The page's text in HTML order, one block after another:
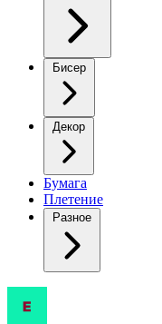
Бисер
Декор
Бумага
Плетение
Разное
Поло